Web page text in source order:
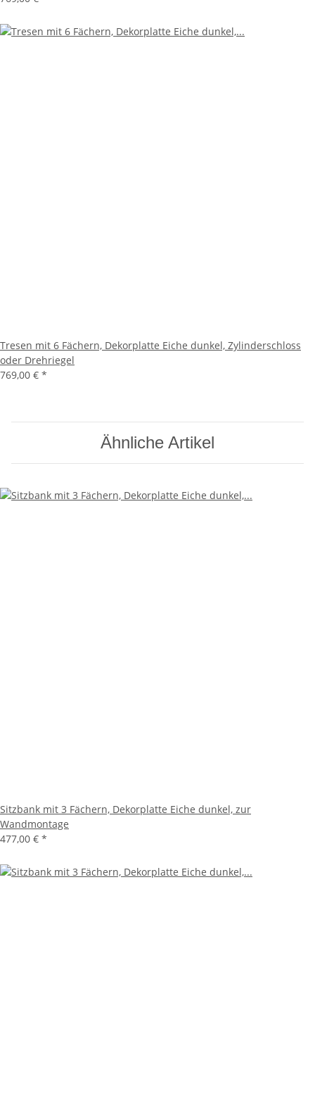
Tresen mit 6 Fächern, Dekorplatte Eiche dunkel, Zylinderschloss
oder Drehriegel
769,00 € *
Ähnliche Artikel
Sitzbank mit 3 Fächern, Dekorplatte Eiche dunkel, zur
Wandmontage
477,00 € *